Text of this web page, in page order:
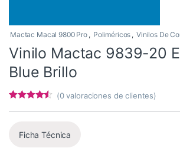
Mactac Macal 9800 Pro , Poliméricos , Vinilos De
Vinilo Mactac 9839-20
Blue Brillo
valoracione
(0valoraciones de clientes)
Ficha Técnica